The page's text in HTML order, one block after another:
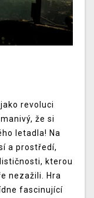
revoluci
že si
letadla! Na
a prostředí,
kterou
nezažili. Hra
fascinující